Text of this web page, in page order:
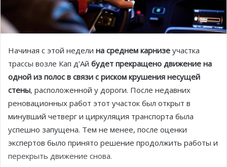
Начиная с этой недели на среднем карнизе участка
трассы возле Кап д’Ай будет прекращено движение на
одной из полос в связи с риском крушения несущей
стены, расположенной у дороги. После недавних
реновационных работ этот участок был открыт в
минувший четверг и циркуляция транспорта была
успешно запущена. Тем не менее, после оценки
экспертов было принято решение продолжить работы и
перекрыть движение снова.